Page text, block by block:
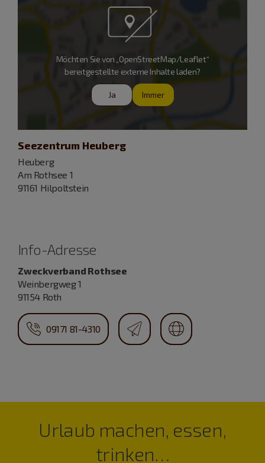
Möchten Sie von „OpenStreetMap/Leaflet“
bereitgestellte externe Inhalte laden?
Ja Immer
Seezentrum Heuberg
Heuberg
Am Rothsee 1
91161 Hilpoltstein
Info-Adresse
Zweckverband Rothsee
Weinbergweg 1
91154 Roth
09171 81-4310
Urlaub machen, essen,
trinken…